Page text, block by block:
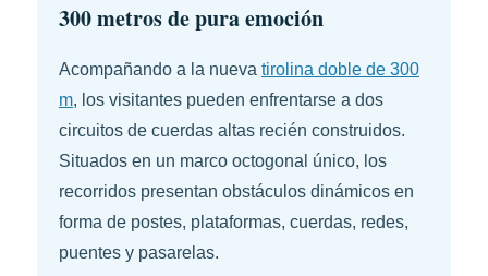
300 metros de pura emoción
Acompañando a la nueva tirolina doble de 300
m, los visitantes pueden enfrentarse a dos
circuitos de cuerdas altas recién construidos.
Situados en un marco octogonal único, los
recorridos presentan obstáculos dinámicos en
forma de postes, plataformas, cuerdas, redes,
puentes y pasarelas.